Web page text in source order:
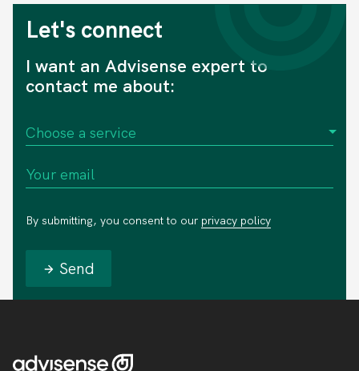
Let's connect
I want an Advisense expert to
contact me about:
By submitting, you consent to our privacy policy
Send